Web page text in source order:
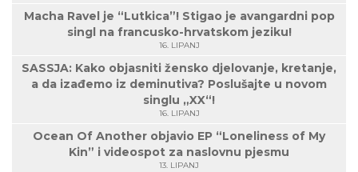
Macha Ravel je “Lutkica”! Stigao je avangardni pop
singl na francusko-hrvatskom jeziku!
16. LIPANJ
SASSJA: Kako objasniti žensko djelovanje, kretanje,
a da izađemo iz deminutiva? Poslušajte u novom
singlu „XX“!
16. LIPANJ
Ocean Of Another objavio EP “Loneliness of My
Kin” i videospot za naslovnu pjesmu
13. LIPANJ